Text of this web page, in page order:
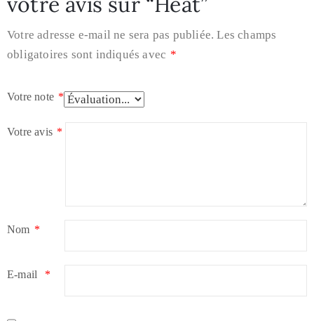
Votre adresse e-mail ne sera pas publiée. Les champs
obligatoires sont indiqués avec *
Votre note *
Votre avis *
Nom *
E-mail *